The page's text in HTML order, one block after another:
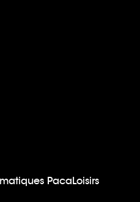
PacaLoisirs